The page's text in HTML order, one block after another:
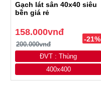
Gạch lát sân 40x40 siêu
bền giá rẻ
158.000vnđ
200.000vnđ
-21%
ĐVT : Thùng
400x400